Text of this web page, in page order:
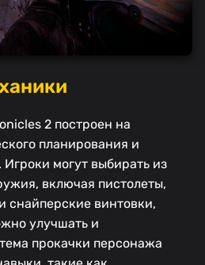
2 построен на
планирования и
могут выбирать из
включая пистолеты,
снайперские винтовки,
улучшать и
прокачки персонажа